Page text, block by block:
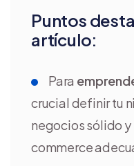
Puntos
artículo:
Para
crucial definir tu
negocios sólido
commerce